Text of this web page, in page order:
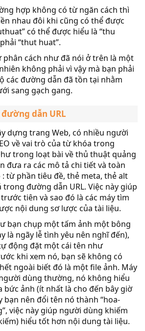
hợp không có từ ngăn cách thì
nhau đôi khi cũng có thể được
có thể được hiểu là “thu
“thut huat”.
phân cách như đã nói ở trên là một
không phải vì vậy mà bạn phải
các đường dẫn đã tồn tại nhằm
sang gạch gang.
dẫn URL
dựng trang Web, có nhiều người
về vai trò của từ khóa trong
trong loạt bài về thủ thuật quảng
đưa ra các mô tả chi tiết và toàn
từ phần tiêu đề, thẻ meta, thẻ alt
đường dẫn URL. Việc này giúp
tiên và sao đó là các máy tìm
nội dung sơ lược của tài liệu.
bạn chụp một tấm ảnh một bông
là ngãy lễ tình yêu nên nghĩ đến),
động đặt một cái tên như
khi xem nó, bạn sẽ không có
ngoài biết đó là một file ảnh. Máy
dùng thường, nó không hiểu
bức ảnh (ít nhất là cho đến bây giờ
bạn nên đổi tên nó thành “hoa-
việc này giúp người dùng khiếm
hiểu tốt hơn nội dung tài liệu.